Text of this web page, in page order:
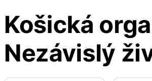
Košická
Nezávislý